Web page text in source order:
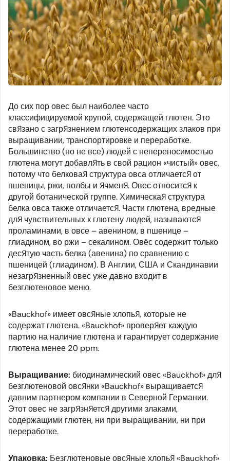
До сих пор овес был наиболее часто
классифицируемой крупой, содержащей глютен. Это
связано с загрязнением глютенсодержащих злаков при
выращивании, транспортировке и переработке.
Большинство (но не все) людей с непереносимостью
глютена могут добавлять в свой рацион «чистый» овес,
потому что белковая структура овса отличается от
пшеницы, ржи, полбы и ячменя. Овес относится к
другой ботанической группе. Химическая структура
белка овса также отличается. Части глютена, вредные
для чувствительных к глютену людей, называются
проламинами, в овсе – авенином, в пшенице –
глиадином, во ржи – секалином. Овёс содержит только
десятую часть белка (авенина) по сравнению с
пшеницей (глиадином). В Англии, США и Скандинавии
незагрязненный овес уже давно входит в
безглютеновое меню.
«Bauckhof» имеет овсяные хлопья, которые не
содержат глютена. «Bauckhof» проверяет каждую
партию на наличие глютена и гарантирует содержание
глютена менее 20 ppm.
Выращивание: биодинамический овес «Bauckhof» для
безглютеновой овсянки «Bauckhof» выращивается
давним партнером компании в Северной Германии.
Этот овес не загрязняется другими злаками,
содержащими глютен, ни при выращивании, ни при
переработке.
Упаковка: Безглютеновые овсяные хлопья «Bauckhof»